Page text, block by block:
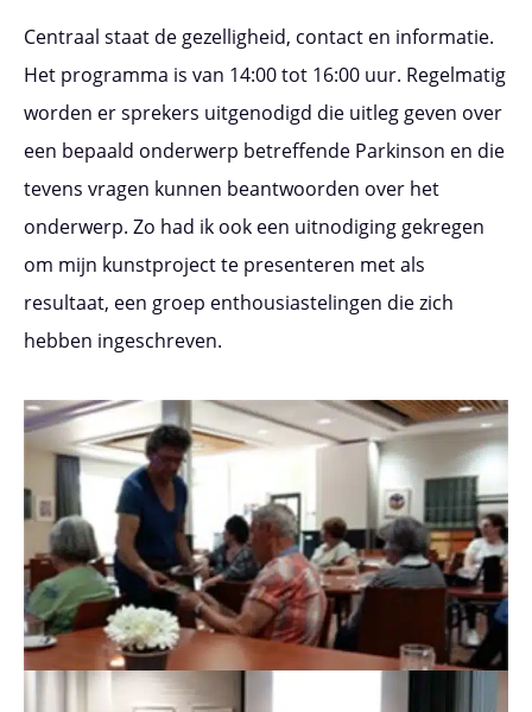
Centraal staat de gezelligheid, contact en informatie.
Het programma is van 14:00 tot 16:00 uur. Regelmatig
worden er sprekers uitgenodigd die uitleg geven over
een bepaald onderwerp betreffende Parkinson en die
tevens vragen kunnen beantwoorden over het
onderwerp. Zo had ik ook een uitnodiging gekregen
om mijn kunstproject te presenteren met als
resultaat, een groep enthousiastelingen die zich
hebben ingeschreven.